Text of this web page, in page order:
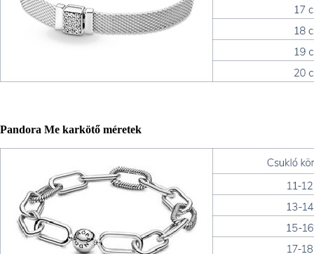
Pandora Me karkötő méretek